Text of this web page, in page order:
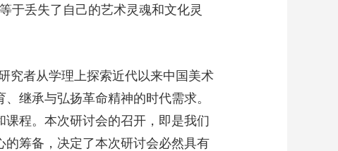
于丢失了自己的艺术灵魂和文化灵
究者从学理上探索近代以来中国美术
继承与弘扬革命精神的时代需求。
程。本次研讨会的召开，即是我们
筹备，决定了本次研讨会必然具有